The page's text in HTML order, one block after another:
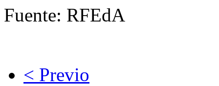
Fuente: RFEdA
< Previo